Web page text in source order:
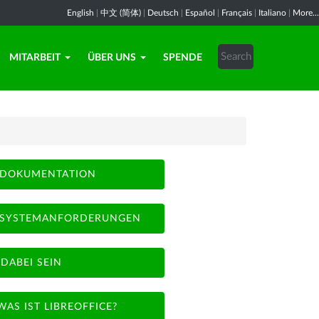
English 中文 (简体) Deutsch Español Français Italiano More...
MITARBEIT ÜBER UNS SPENDE
DOKUMENTATION
SYSTEMANFORDERUNGEN
DABEI SEIN
IST LIBREOFFICE?